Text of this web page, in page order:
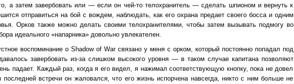
а затем завербовать или — если он чей-то телохранитель — сделать шпионом и вернуть к
отправиться на бой с вождем, наблюдать, как его охрана предает своего босса и одним
Орков также можно делать своими телохранителями, чтобы затем вызывать подмогу во
идеального «напарника» довольно увлекателен.
воспоминание о Shadow of War связано у меня с орком, который постоянно попадал под
завербовать из-за слишком высокого уровня — в таком случае капитана позволяют
падает. Каждый раз, когда я его видел, я нажимал соответствующую кнопку, пока не довел
встречи он жаловался, что его жизнь испорчена навсегда, никто с ним больше не